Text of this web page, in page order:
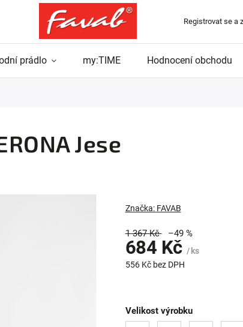
Registrovat se a
prádlo my:TIME Hodnocení obchodu
Jese
Značka: FAVAB
1 367 Kč –49 %
684 Kč / ks
556 Kč bez DPH
Velikost výrobku